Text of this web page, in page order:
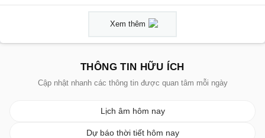
Xem thêm
THÔNG TIN HỮU ÍCH
Cập nhật nhanh các thông tin được quan tâm mỗi ngày
Lịch âm hôm nay
Dự báo thời tiết hôm nay